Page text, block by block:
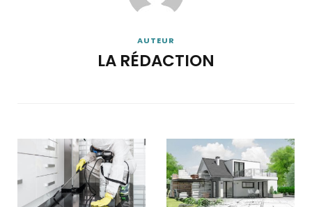
AUTEUR
LA RÉDACTION